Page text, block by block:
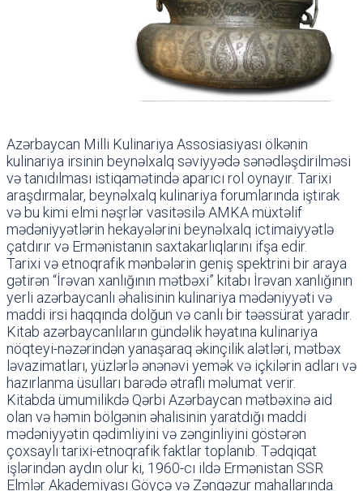
Azərbaycan Milli Kulinariya Assosiasiyası ölkənin
kulinariya irsinin beynəlxalq səviyyədə sənədləşdirilməsi
və tanıdılması istiqamətində aparıcı rol oynayır. Tarixi
araşdırmalar, beynəlxalq kulinariya forumlarında iştirak
və bu kimi elmi nəşrlər vasitəsilə AMKA müxtəlif
mədəniyyətlərin hekayələrini beynəlxalq ictimaiyyətlə
çatdırır və Ermənistanın saxtakarlıqlarını ifşa edir.
Tarixi və etnoqrafik mənbələrin geniş spektrini bir araya
gətirən “İrəvan xanlığının mətbəxi” kitabı İrəvan xanlığının
yerli azərbaycanlı əhalisinin kulinariya mədəniyyəti və
maddi irsi haqqında dolğun və canlı bir təəssürat yaradır.
Kitab azərbaycanlıların gündəlik həyatına kulinariya
nöqteyi-nəzərindən yanaşaraq əkinçilik alətləri, mətbəx
ləvazimatları, yüzlərlə ənənəvi yemək və içkilərin adları və
hazırlanma üsulları barədə ətraflı məlumat verir.
Kitabda ümumilikdə Qərbi Azərbaycan mətbəxinə aid
olan və həmin bölgənin əhalisinin yaratdığı maddi
mədəniyyətin qədimliyini və zənginliyini göstərən
çoxsaylı tarixi-etnoqrafik faktlar toplanıb. Tədqiqat
işlərindən aydın olur ki, 1960-cı ildə Ermənistan SSR
Elmlər Akademiyası Göyçə və Zəngəzur mahallarında